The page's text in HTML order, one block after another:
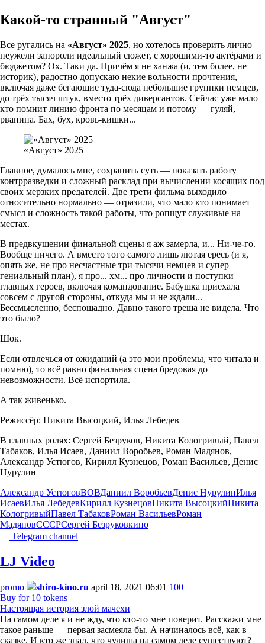
Какой-то странный "Август"
Все ругались на «Август» 2025, но хотелось проверить лично —
неужели запороли идеальный сюжет, с хорошими-то актёрами и
бюджетом? Ох. Таки да. Причём я не ханжа (и, тем более, не
историк), радостно допускаю некие вольности прочтения,
включая даже бегающие туда-сюда небольшие группки немцев,
до трёх тысяч штук, вместо трёх диверсантов. Сейчас уже мало
кто помнит линию фронта по месяцам и потому — гуляй,
рванина. Бах, бух, кровь-кишки...
«Август» 2025
Главное, думалось мне, сохранить суть — показать работу
контрразведки и сложный расклад при вычислении косящих под
своих мерзких предателей. Две трети фильма выходило
относительно нормально — отразили, что мало кто понимает
смысл и сложность такой работы, что ропщут служивые на
местах.
В предвкушении финальной сцены я аж замерла, и... Ни-че-го.
Вообще ничего. А вместо того самого лишь лютая ересь (и я,
опять же, не про несчастные три тысячи немцев и супер
гениальный план), я про... хм... про личности и поступки
главных героев, включая командование. Бабушка приехала
совсем с другой стороны, откуда мы и не ждали...
Бессмысленно, беспощадно. Давно такого треша не видела. Что
это было?
Шок.
Если отвлечься от ожиданий (а это мои проблемы, что читала и
помню), то всё равно финальная сцена бредовая до
невозможности. Всё испортила.
А так живенько.
Режиссёр: Никита Высоцкий, Илья Лебедев
В главных ролях: Сергей Безруков, Никита Кологривый, Павел
Табаков, Илья Исаев, Даниил Воробьев, Роман Мадянов,
Александр Устюгов, Кирилл Кузнецов, Роман Васильев, Денис
Нурулин
Александр УстюговВОВДаниил ВоробьевДенис НурулинИлья
ИсаевИлья ЛебедевКирилл КузнецовНикита ВысоцкийНикита
КологривыйПавел ТабаковРоман ВасильевРоман
МадяновСССРСергей Безруковкино
Telegram channel
LJ Video
promo shiro-kino.ru april 18, 2021 06:01 100
Buy for 10 tokens
Настоящая история злой мачехи
На самом деле я и не жду, что кто-то мне поверит. Расскажи мне
такое раньше — первая засмеяла бы. А начиналось всё, как в
сказке. И кто же знал, что чудища на самом деле существуют?